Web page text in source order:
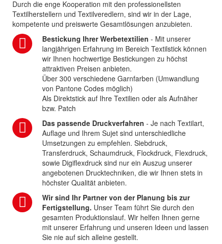
Durch die enge Kooperation mit den professionellsten
Textilherstellern und Textilveredlern, sind wir in der Lage,
kompetente und preiswerte Gesamtlösungen anzubieten.
Bestickung Ihrer Werbetextilien - Mit unserer
langjährigen Erfahrung im Bereich Textilstick können
wir Ihnen hochwertige Bestickungen zu höchst
attraktiven Preisen anbieten.
Über 300 verschiedene Garnfarben (Umwandlung
von Pantone Codes möglich)
Als Direktstick auf Ihre Textilien oder als Aufnäher
bzw. Patch
Das passende Druckverfahren - Je nach Textilart,
Auflage und Ihrem Sujet sind unterschiedliche
Umsetzungen zu empfehlen. Siebdruck,
Transferdruck, Schaumdruck, Flockdruck, Flexdruck,
sowie Digiflexdruck sind nur ein Auszug unserer
angebotenen Drucktechniken, die wir Ihnen stets in
höchster Qualität anbieten.
Wir sind Ihr Partner von der Planung bis zur
Fertigstellung. Unser Team führt Sie durch den
gesamten Produktionslauf. Wir helfen Ihnen gerne
mit unserer Erfahrung und unseren Ideen und lassen
Sie nie auf sich alleine gestellt.